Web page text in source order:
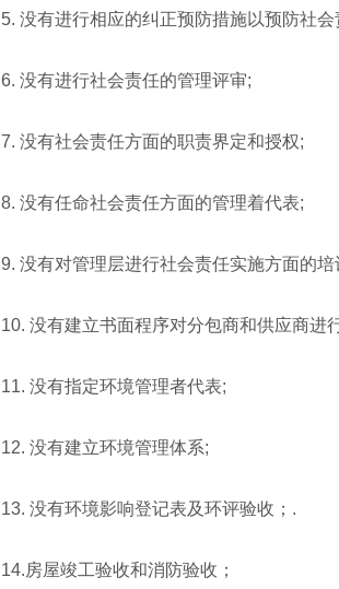
5. 没有进行相应的纠正预防措施以预防社
6. 没有进行社会责任的管理评审;
7. 没有社会责任方面的职责界定和授权;
8. 没有任命社会责任方面的管理着代表;
9. 没有对管理层进行社会责任实施方面的培
10. 没有建立书面程序对分包商和供应商进
11. 没有指定环境管理者代表;
12. 没有建立环境管理体系;
13. 没有环境影响登记表及环评验收；.
14.房屋竣工验收和消防验收；